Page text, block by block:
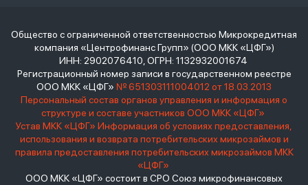
Общество с ограниченной ответственностью Микрокредитная
компания «Центрофинанс Групп» (ООО МКК «ЦФГ»)
ИНН: 2902076410, ОГРН: 1132932001674
Регистрационный номер записи в государственном реестре
ООО МКК «ЦФГ» № 651303111004012 от 18.03.2013
Персональный состав органов управления и информация о
структуре и составе участников ООО МКК «ЦФГ»
Устав МКК «ЦФГ» Информация об условиях предоставления,
использования и возврата потребительских микрозаймов и
правила предоставления потребительских микрозаймов МКК
«ЦФГ»
ООО МКК «ЦФГ» состоит в СРО Союз микрофинансовых